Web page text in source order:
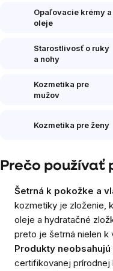
Opaľovacie krémy a
oleje
Starostlivosť o ruky
a nohy
Kozmetika pre
mužov
Kozmetika pre ženy
Prečo používať
Šetrná k pokožke a
kozmetiky je zloženie,
oleje a hydratačné
preto je šetrná nielen k
Produkty
certifikovanej